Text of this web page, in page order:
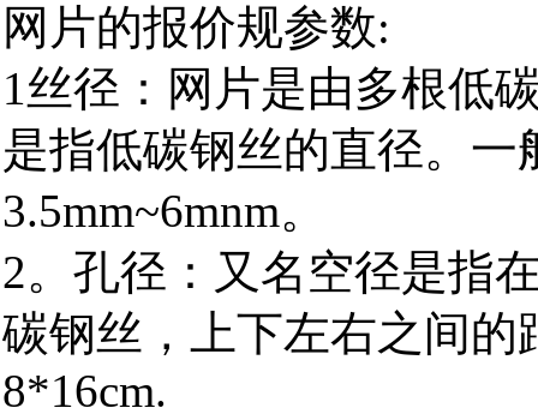
网片的报价规参数:
1丝径：网片是由多根低
是指低碳钢丝的直径。一
3.5mm~6mnm。
2。孔径：又名空径是指
碳钢丝，上下左右之间的
8*16cm.